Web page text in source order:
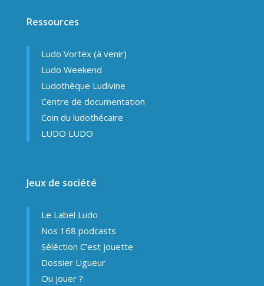
Ressources
Ludo Vortex (à venir)
Ludo Weekend
Ludothèque Ludivine
Centre de documentation
Coin du ludothécaire
LUDO LUDO
Jeux de société
Le Label Ludo
Nos 168 podcasts
Séléction C’est jouette
Dossier Ligueur
Ou jouer ?